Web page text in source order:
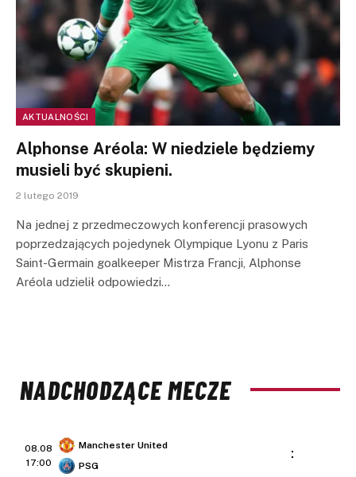
AKTUALNOŚCI
Alphonse Aréola: W niedziele będziemy
musieli być skupieni.
2 lutego 2019
Na jednej z przedmeczowych konferencji prasowych
poprzedzających pojedynek Olympique Lyonu z Paris
Saint-Germain goalkeeper Mistrza Francji, Alphonse
Aréola udzielił odpowiedzi…
NADCHODZĄCE MECZE
08.08
17:00
Manchester United
PSG
: